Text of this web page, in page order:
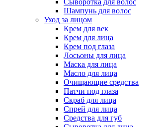
Сыворотка для волос
Шампунь для волос
Уход за лицом
Крем для век
Крем для лица
Крем под глаза
Лосьоны для лица
Маска для лица
Масло для лица
Очищающие средства
Патчи под глаза
Скраб для лица
Спрей для лица
Средства для губ